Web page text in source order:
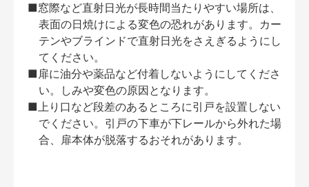
■窓際など直射日光が長時間当たりやすい場所は、
表面の日焼けによる変色の恐れがあります。カー
テンやブラインドで直射日光をさえぎるようにし
てください。
■扉に油分や薬品など付着しないようにしてくださ
い。しみや変色の原因となります。
■上り口など段差のあるところに引戸を設置しない
でください。引戸の下車が下レールから外れた場
合、扉本体が脱落するおそれがあります。